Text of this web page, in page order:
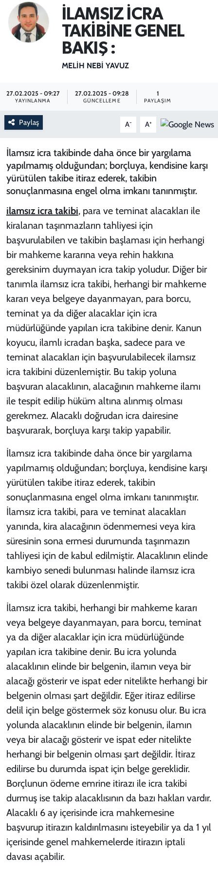
İLAMSIZ İCRA
TAKİBİNE GENEL
BAKIŞ :
MELIH NEBI YAVUZ
27.02.2025 - 09:27
YAYINLANMA
27.02.2025 - 09:28
GÜNCELLEME
1
PAYLAŞIM
Paylaş A- A+
İlamsız icra takibinde daha önce bir yargılama
yapılmamış olduğundan; borçluya, kendisine karşı
yürütülen takibe itiraz ederek, takibin
sonuçlanmasına engel olma imkanı tanınmıştır.
ilamsız icra takibi, para ve teminat alacakları ile
kiralanan taşınmazların tahliyesi için
başvurulabilen ve takibin başlaması için herhangi
bir mahkeme kararına veya rehin hakkına
gereksinim duymayan icra takip yoludur. Diğer bir
tanımla ilamsız icra takibi, herhangi bir mahkeme
kararı veya belgeye dayanmayan, para borcu,
teminat ya da diğer alacaklar için icra
müdürlüğünde yapılan icra takibine denir. Kanun
koyucu, ilamlı icradan başka, sadece para ve
teminat alacakları için başvurulabilecek ilamsız
icra takibini düzenlemiştir. Bu takip yoluna
başvuran alacaklının, alacağının mahkeme ilamı
ile tespit edilip hüküm altına alınmış olması
gerekmez. Alacaklı doğrudan icra dairesine
başvurarak, borçluya karşı takip yapabilir.
İlamsız icra takibinde daha önce bir yargılama
yapılmamış olduğundan; borçluya, kendisine karşı
yürütülen takibe itiraz ederek, takibin
sonuçlanmasına engel olma imkanı tanınmıştır.
İlamsız icra takibi, para ve teminat alacakları
yanında, kira alacağının ödenmemesi veya kira
süresinin sona ermesi durumunda taşınmazın
tahliyesi için de kabul edilmiştir. Alacaklının elinde
kambiyo senedi bulunması halinde ilamsız icra
takibi özel olarak düzenlenmiştir.
İlamsız icra takibi, herhangi bir mahkeme kararı
veya belgeye dayanmayan, para borcu, teminat
ya da diğer alacaklar için icra müdürlüğünde
yapılan icra takibine denir. Bu icra yolunda
alacaklının elinde bir belgenin, ilamın veya bir
alacağı gösterir ve ispat eder nitelikte herhangi bir
belgenin olması şart değildir. Eğer itiraz edilirse
delil için belge göstermek söz konusu olur. Bu icra
yolunda alacaklının elinde bir belgenin, ilamın
veya bir alacağı gösterir ve ispat eder nitelikte
herhangi bir belgenin olması şart değildir. İtiraz
edilirse bu durumda ispat için belge gereklidir.
Borçlunun ödeme emrine itirazı ile icra takibi
durmuş ise takip alacaklısının da bazı hakları vardır.
Alacaklı 6 ay içerisinde icra mahkemesine
başvurup itirazın kaldırılmasını isteyebilir ya da 1 yıl
içerisinde genel mahkemelerde itirazın iptali
davası açabilir.
SPOR
TEKNOLOJİ